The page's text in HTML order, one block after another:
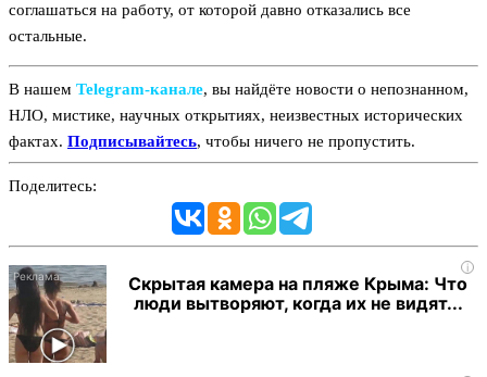
соглашаться на работу, от которой давно отказались все
остальные.
В нашем Telegram‑канале, вы найдёте новости о непознанном,
НЛО, мистике, научных открытиях, неизвестных исторических
фактах. Подписывайтесь, чтобы ничего не пропустить.
Поделитесь:
i
Скрытая камера на пляже Крыма: Что
люди вытворяют, когда их не видят...